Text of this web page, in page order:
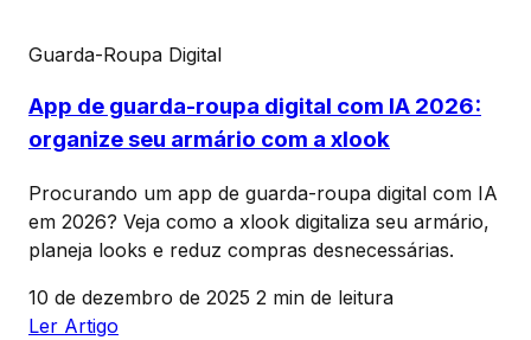
Guarda-Roupa Digital
App de guarda-roupa digital com IA 2026:
organize seu armário com a xlook
Procurando um app de guarda-roupa digital com IA
em 2026? Veja como a xlook digitaliza seu armário,
planeja looks e reduz compras desnecessárias.
10 de dezembro de 2025 2 min de leitura
Ler Artigo